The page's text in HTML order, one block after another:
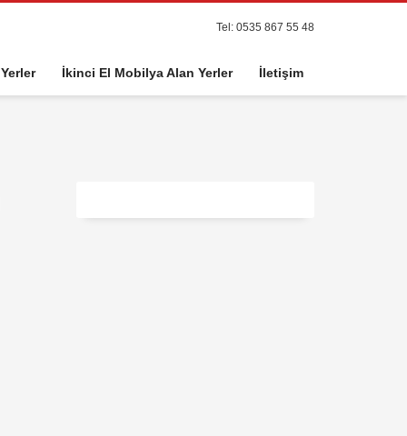
Tel: 0535 867 55 48
İkinci El Mobilya Alan Yerler İletişim